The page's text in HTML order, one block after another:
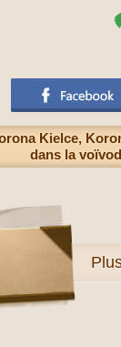
Kielce,
dans la